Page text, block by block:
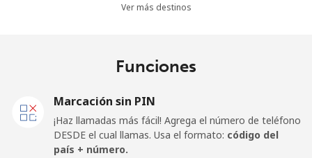
⁦2.9¢⁩
344 min por
Línea fija ⁦7.5¢⁩
Ver más destinos
Funciones
Marcación sin PIN
¡Haz llamadas más fácil! Agrega el número de teléfono
DESDE el cual llamas. Usa el formato: código del
país + número.